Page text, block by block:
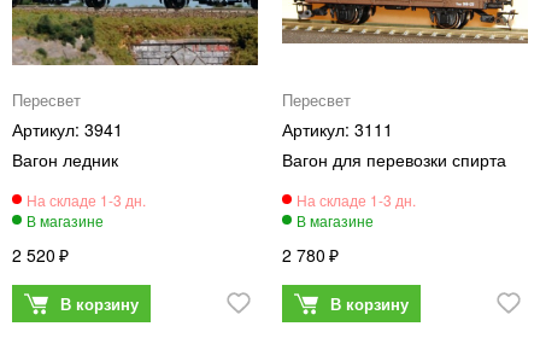
Пересвет
3941
Вагон ледник
2 520
Пересвет
3111
Вагон для перевозки спирта
2 780